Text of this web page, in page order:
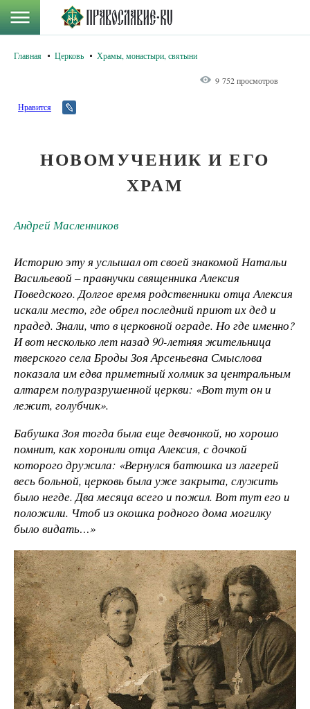
Главная Церковь Храмы, монастыри, святыни
9 752 просмотров
Нравится
НОВОМУЧЕНИК И ЕГО
ХРАМ
Андрей Масленников
Историю эту я услышал от своей знакомой Натальи
Васильевой – правнучки священника Алексия
Поведского. Долгое время родственники отца Алексия
искали место, где обрел последний приют их дед и
прадед. Знали, что в церковной ограде. Но где именно?
И вот несколько лет назад 90-летняя жительница
тверского села Броды Зоя Арсеньевна Смыслова
показала им едва приметный холмик за центральным
алтарем полуразрушенной церкви: «Вот тут он и
лежит, голубчик».
Бабушка Зоя тогда была еще девчонкой, но хорошо
помнит, как хоронили отца Алексия, с дочкой
которого дружила: «Вернулся батюшка из лагерей
весь больной, церковь была уже закрыта, служить
было негде. Два месяца всего и пожил. Вот тут его и
положили. Чтоб из окошка родного дома могилку
было видать…»